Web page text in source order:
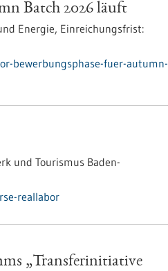
Batch 2026 läuft
Energie, Einreichungsfrist:
bewerbungsphase-fuer-autumn-
und Tourismus Baden-
reallabor
„Transferinitiative